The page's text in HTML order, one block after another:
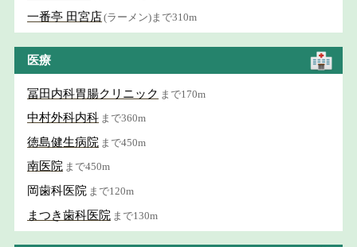
一番亭 田宮店(ラーメン)まで310m
医療
冨田内科胃腸クリニック まで170m
中村外科内科 まで360m
徳島健生病院 まで450m
南医院 まで450m
岡歯科医院 まで120m
まつき歯科医院 まで130m